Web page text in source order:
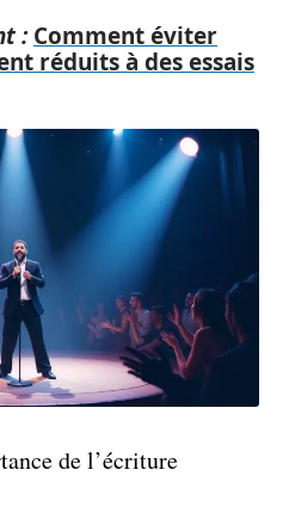
: Comment éviter
réduits à des essais
de l’écriture